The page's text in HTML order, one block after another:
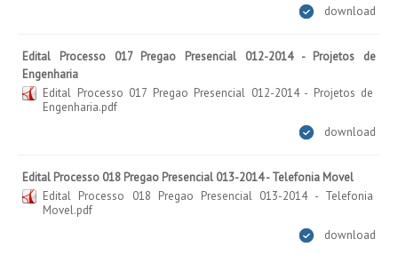
download
Edital Processo 017 Pregao Presencial 012-2014 - Projetos de
Engenharia
Edital Processo 017 Pregao Presencial 012-2014 - Projetos de
Engenharia.pdf
download
Edital Processo 018 Pregao Presencial 013-2014 - Telefonia Movel
Edital Processo 018 Pregao Presencial 013-2014 - Telefonia
Movel.pdf
download